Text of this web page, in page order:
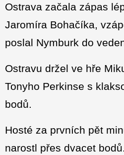
Ostrava začala zápas
Jaromíra Bohačíka,
poslal Nymburk do
Ostravu držel ve hře
Tonyho Perkinse s
bodů.
Hosté za prvních pět
narostl přes dvacet